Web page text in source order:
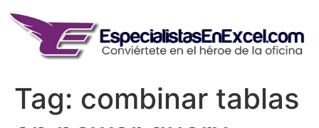
content
Tag: combinar tablas